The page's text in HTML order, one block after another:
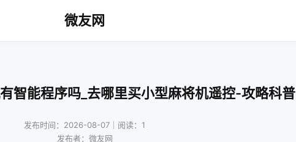
微友网
智能程序吗_去哪里买小型麻将机遥控-攻略科普
发布时间：2026-08-07｜阅读：1
发布者：微友网